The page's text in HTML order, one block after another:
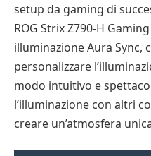
setup da gaming di
ROG Strix Z790-H
illuminazione Aura Sync,
personalizzare
modo intuitivo e
l’illuminazione con altri
creare un’atmosfera